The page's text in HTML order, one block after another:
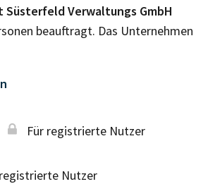
Süsterfeld Verwaltungs GmbH
beauftragt. Das Unternehmen
Für registrierte Nutzer
Nutzer